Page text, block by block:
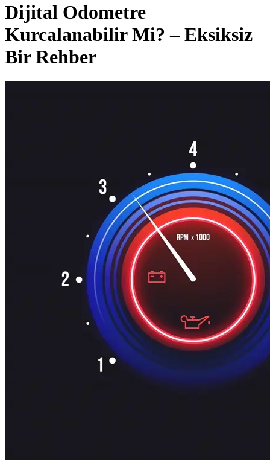
Dijital Odometre
Kurcalanabilir Mi? – Eksiksiz
Bir Rehber